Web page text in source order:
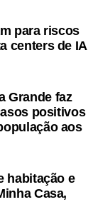
para riscos
centers de IA
Grande faz
positivos
aos
habitação e
Casa,